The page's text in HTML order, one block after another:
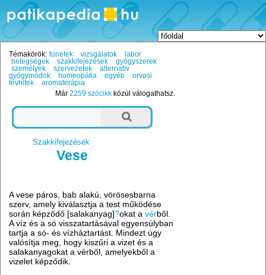
Témakörök: tünetek vizsgálatok
labor
betegségek
szakkifejezések
gyógyszerek
személyek
szervezetek
alternatív
gyógymódok
homeopátia egyéb
orvosi
tévhitek
aromaterápia
Már2259 szócikk közül válogathatsz.
Szakkifejezések
Vese
A vese páros, bab alakú, vörösesbarna
szerv, amely kiválasztja a test működése
során képződő [salakanyag]?okat avérből.
A víz és a só visszatartásával egyensúlyban
tartja a só- és vízháztartást. Mindezt úgy
valósítja meg, hogy kiszűri a vizet és a
salakanyagokat a vérből, amelyekből a
vizelet képződik.